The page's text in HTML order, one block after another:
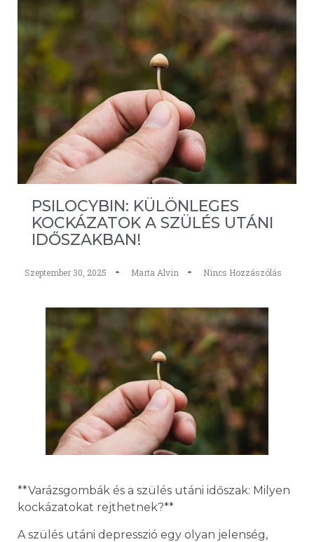
PSILOCYBIN: KÜLÖNLEGES
KOCKÁZATOK A SZÜLÉS UTÁNI
IDŐSZAKBAN!
Szeptember 30, 2025 Marta Alvin Nincs Hozzászólás
**Varázsgombák és a szülés utáni időszak: Milyen
kockázatokat rejthetnek?**
A szülés utáni depresszió egy olyan jelenség,